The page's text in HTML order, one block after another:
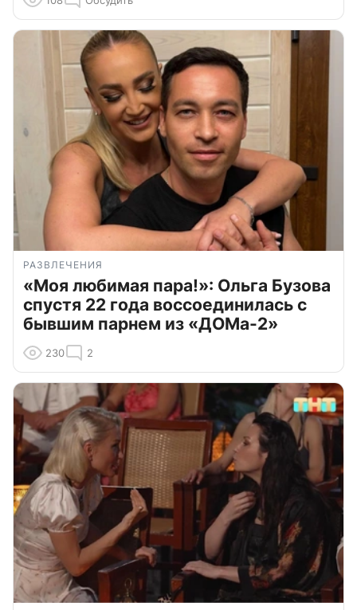
РАЗВЛЕЧЕНИЯ
«Моя любимая пара!»: Ольга Бузова
спустя 22 года воссоединилась с
бывшим парнем из «ДОМа-2»
230 2